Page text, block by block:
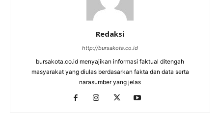
Redaksi
http://bursakota.co.id
bursakota.co.id menyajikan informasi faktual ditengah
masyarakat yang diulas berdasarkan fakta dan data serta
narasumber yang jelas